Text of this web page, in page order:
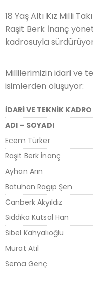
18 Yaş Altı Kız Milli
Raşit Berk İnanç
kadrosuyla
Millilerimizin idari ve
isimlerden oluşuyor:
İDARİ VE TEKNİK KADRO
ADI – SOYADI
Ecem Türker
Raşit Berk İnanç
Ayhan Arın
Batuhan Ragıp Şen
Canberk Akyıldız
Sıddıka Kutsal Han
Sibel Kahyalıoğlu
Murat Atıl
Sema Genç